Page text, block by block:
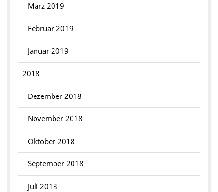
März 2019
Februar 2019
Januar 2019
2018
Dezember 2018
November 2018
Oktober 2018
September 2018
Juli 2018